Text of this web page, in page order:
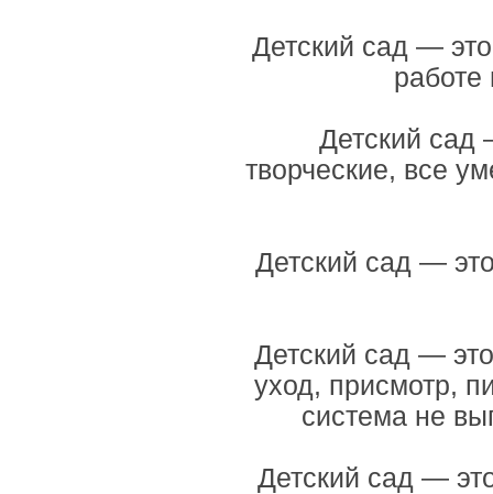
Детский сад —
Детский сад
творческие, все
Детский сад —
Детский сад —
уход, присмотр,
система не
Детский сад —